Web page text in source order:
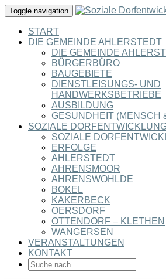
Toggle navigation
START
DIE GEMEINDE AHLERSTEDT
DIE GEMEINDE
BÜRGERBÜRO
BAUGEBIETE
DIENSTLEISUNGS- UND
HANDWERKSBETRIEBE
AUSBILDUNG
GESUNDHEIT (MENSCH
SOZIALE
SOZIALE
ERFOLGE
AHLERSTEDT
AHRENSMOOR
AHRENSWOHLDE
BOKEL
KAKERBECK
OERSDORF
OTTENDORF – KLETHEN
WANGERSEN
VERANSTALTUNGEN
KONTAKT
SEARCH
ICON